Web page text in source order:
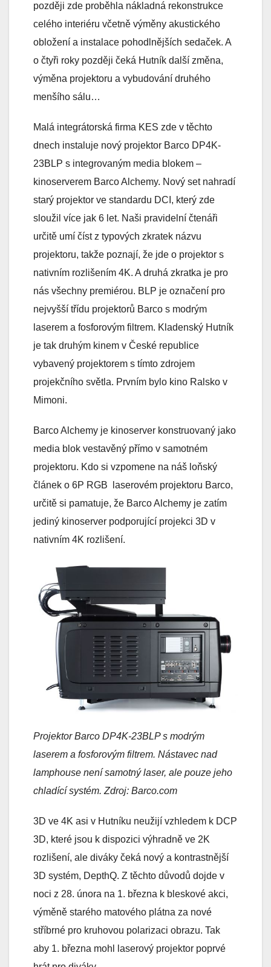
později zde proběhla nákladná rekonstrukce
celého interiéru včetně výměny akustického
obložení a instalace pohodlnějších sedaček. A
o čtyři roky později čeká Hutník další změna,
výměna projektoru a vybudování druhého
menšího sálu…
Malá integrátorská firma KES zde v těchto
dnech instaluje nový projektor Barco DP4K-
23BLP s integrovaným media blokem –
kinoserverem Barco Alchemy. Nový set nahradí
starý projektor ve standardu DCI, který zde
sloužil více jak 6 let. Naši pravidelní čtenáři
určitě umí číst z typových zkratek názvu
projektoru, takže poznají, že jde o projektor s
nativním rozlišením 4K. A druhá zkratka je pro
nás všechny premiérou. BLP je označení pro
nejvyšší třídu projektorů Barco s modrým
laserem a fosforovým filtrem. Kladenský Hutník
je tak druhým kinem v České republice
vybavený projektorem s tímto zdrojem
projekčního světla. Prvním bylo kino Ralsko v
Mimoni.
Barco Alchemy je kinoserver konstruovaný jako
media blok vestavěný přímo v samotném
projektoru. Kdo si vzpomene na náš loňský
článek o 6P RGB laserovém projektoru Barco,
určitě si pamatuje, že Barco Alchemy je zatím
jediný kinoserver podporující projekci 3D v
nativním 4K rozlišení.
Projektor Barco DP4K-23BLP s modrým
laserem a fosforovým filtrem. Nástavec nad
lamphouse není samotný laser, ale pouze jeho
chladící systém. Zdroj: Barco.com
3D ve 4K asi v Hutníku neužijí vzhledem k DCP
3D, které jsou k dispozici výhradně ve 2K
rozlišení, ale diváky čeká nový a kontrastnější
3D systém, DepthQ. Z těchto důvodů dojde v
noci z 28. února na 1. března k bleskové akci,
výměně starého matového plátna za nové
stříbrné pro kruhovou polarizaci obrazu. Tak
aby 1. března mohl laserový projektor poprvé